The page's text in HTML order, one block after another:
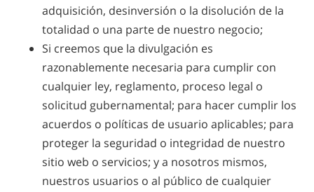
adquisición, desinversión o la disolución de la
totalidad o una parte de nuestro negocio;
Si creemos que la divulgación es
razonablemente necesaria para cumplir con
cualquier ley, reglamento, proceso legal o
solicitud gubernamental; para hacer cumplir los
acuerdos o políticas de usuario aplicables; para
proteger la seguridad o integridad de nuestro
sitio web o servicios; y a nosotros mismos,
nuestros usuarios o al público de cualquier